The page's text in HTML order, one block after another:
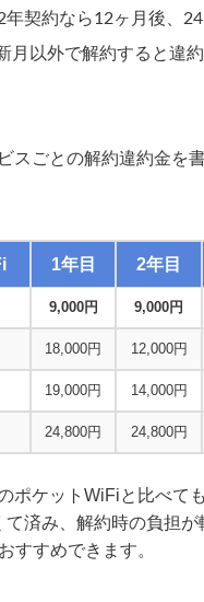
契約なら12ヶ月後、24
月以外で解約すると違
スごとの解約違約金を
1年目 2年目
9,000円 9,000円
18,000円 12,000円
19,000円 14,000円
24,800円 24,800円
ポケットWiFiと比べて
て済み、解約時の負担が
すすめできます。